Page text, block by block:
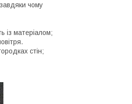
чому
із матеріалом;
стін;